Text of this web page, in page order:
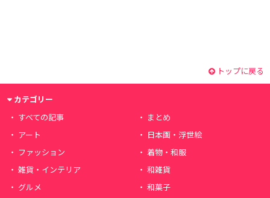
トップに戻る
カテゴリー
すべての記事
まとめ
アート
日本画・浮世絵
ファッション
着物・和服
雑貨・インテリア
和雑貨
グルメ
和菓子